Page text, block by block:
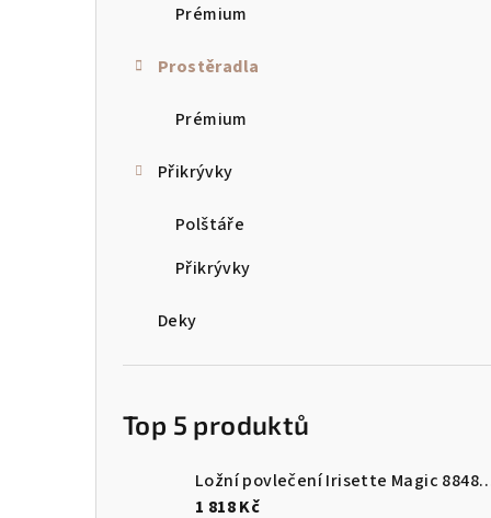
Prémium
Prostěradla
Prémium
Přikrývky
Polštáře
Přikrývky
Deky
Top 5 produktů
Ložní povlečení
1 818 Kč